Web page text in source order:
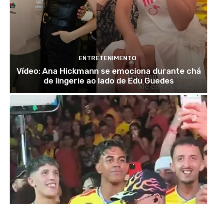
ENTRETENIMENTO
Vídeo: Ana Hickmann se emociona durante chá
de lingerie ao lado de Edu Guedes